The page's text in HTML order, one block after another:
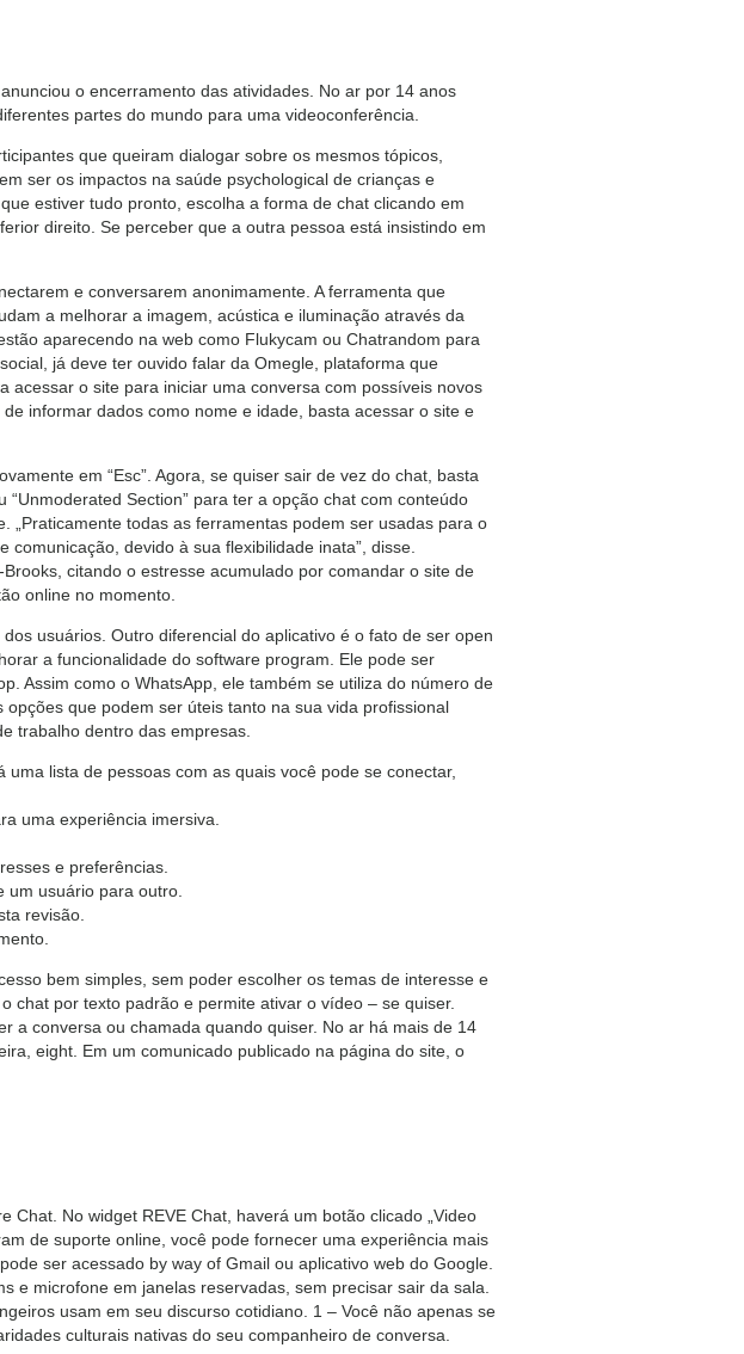
o encerramento das atividades. No ar por 14 anos
partes do mundo para uma videoconferência.
que queiram dialogar sobre os mesmos tópicos,
ser os impactos na saúde psychological de crianças e
estiver tudo pronto, escolha a forma de chat clicando em
direito. Se perceber que a outra pessoa está insistindo em
e conversarem anonimamente. A ferramenta que
a melhorar a imagem, acústica e iluminação através da
aparecendo na web como Flukycam ou Chatrandom para
já deve ter ouvido falar da Omegle, plataforma que
o site para iniciar uma conversa com possíveis novos
informar dados como nome e idade, basta acessar o site e
em “Esc”. Agora, se quiser sair de vez do chat, basta
“Unmoderated Section” para ter a opção chat com conteúdo
todas as ferramentas podem ser usadas para o
devido à sua flexibilidade inata”, disse.
citando o estresse acumulado por comandar o site de
online no momento.
usuários. Outro diferencial do aplicativo é o fato de ser open
a funcionalidade do software program. Ele pode ser
Assim como o WhatsApp, ele também se utiliza do número de
que podem ser úteis tanto na sua vida profissional
trabalho dentro das empresas.
lista de pessoas com as quais você pode se conectar,
uma experiência imersiva.
e preferências.
um usuário para outro.
revisão.
bem simples, sem poder escolher os temas de interesse e
chat por texto padrão e permite ativar o vídeo – se quiser.
a conversa ou chamada quando quiser. No ar há mais de 14
eight. Em um comunicado publicado na página do site, o
No widget REVE Chat, haverá um botão clicado „Video
de suporte online, você pode fornecer uma experiência mais
ser acessado by way of Gmail ou aplicativo web do Google.
e microfone em janelas reservadas, sem precisar sair da sala.
usam em seu discurso cotidiano. 1 – Você não apenas se
culturais nativas do seu companheiro de conversa.